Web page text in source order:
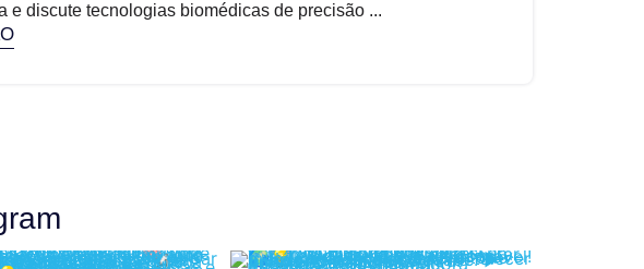
e discute tecnologias biomédicas de precisão ...